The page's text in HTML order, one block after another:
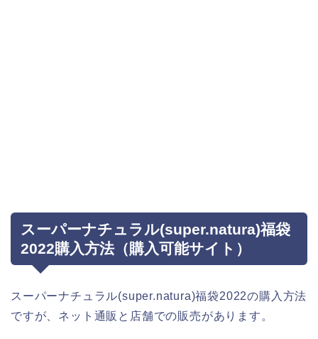
スーパーナチュラル(super.natura)福袋
2022購入方法（購入可能サイト）
スーパーナチュラル(super.natura)福袋2022の購入方法
ですが、ネット通販と店舗での販売があります。